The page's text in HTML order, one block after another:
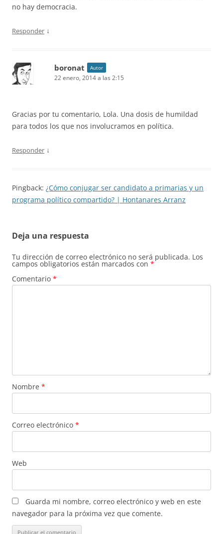
no hay democracia.
Responder ↓
boronat Autor
22 enero, 2014 a las 2:15
Gracias por tu comentario, Lola. Una dosis de humildad
para todos los que nos involucramos en política.
Responder ↓
Pingback: ¿Cómo conjugar ser candidato a primarias y un
programa político compartido? | Hontanares Arranz
Deja una respuesta
Tu dirección de correo electrónico no será publicada. Los
campos obligatorios están marcados con *
Comentario *
Nombre *
Correo electrónico *
Web
Guarda mi nombre, correo electrónico y web en este
navegador para la próxima vez que comente.